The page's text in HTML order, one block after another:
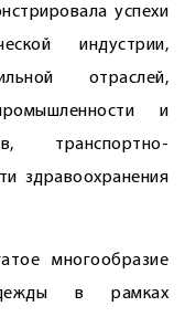
успехи
индустрии,
отраслей,
и
транспортно-
здравоохранения
многообразие
в рамках